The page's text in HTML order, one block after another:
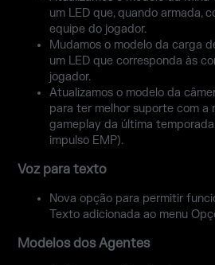
um LED que, quando armada,
equipe do jogador.
Mudamos o modelo da carga
um LED que corresponda às
jogador.
Atualizamos o modelo da
para ter melhor suporte com a
gameplay da última
impulso EMP).
Voz para texto
Nova opção para permitir
Texto adicionada ao menu
Modelos dos Agentes